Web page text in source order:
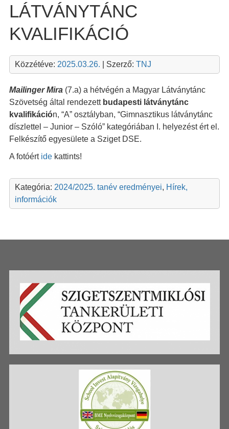
LÁTVÁNYTÁNC
KVALIFIKÁCIÓ
Közzétéve: 2025.03.26. | Szerző: TNJ
Mailinger Mira(7.a) a hétvégén a Magyar Látványtánc
Szövetség által rendezett budapesti látványtánc
kvalifikáción, “A” osztályban, “Gimnasztikus látványtánc
díszlettel – Junior – Szóló” kategóriában I. helyezést ért el.
Felkészítő egyesülete a Sziget DSE.
A fotóért idekattints!
Kategória: 2024/2025. tanév eredményei, Hírek,
információk